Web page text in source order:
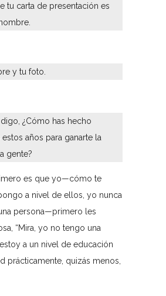
tu carta de presentación es
y tu foto.
¿Cómo has hecho
años para ganarte la
gente?
es que yo—cómo te
a nivel de ellos, yo nunca
persona—primero les
“Mira, yo no tengo una
a un nivel de educación
prácticamente, quizás menos,